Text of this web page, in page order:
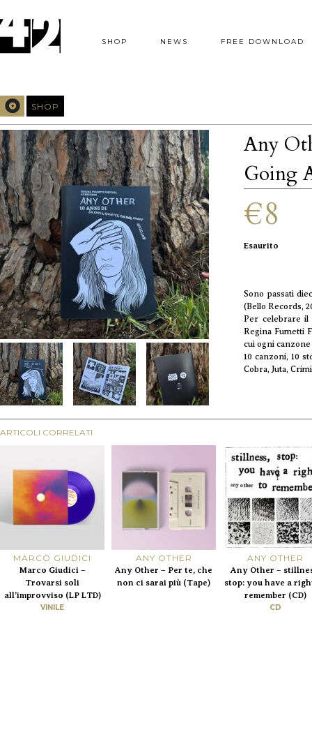
SHOP NEWS FREE DOWNLOAD
SHOP
Any
Going
€8
Esaurito
Sono passati
(Bello Records,
Per celebrare il
Regina Fumetti
cui ogni
10 canzoni, 10
Cobra, Juta,
ARTICOLI CORRELATI
MARCO GIUDICI
Marco Giudici –
Trovarsi soli
all’improvviso (LP LTD)
VINILE
ANY OTHER
Any Other – Per te, che
non ci sarai più (Tape)
ANY OTHER
Any Other –
stop: you have a
remember (CD)
CD